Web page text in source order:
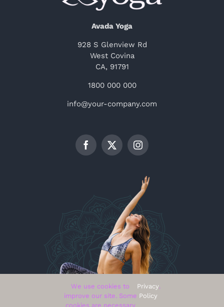
Avada Yoga
928 S Glenview Rd
West Covina
CA, 91791
1800 000 000
info@your-company.com
We use cookies to
improve our site. Some
cookies are necessary
Privacy
Policy
.